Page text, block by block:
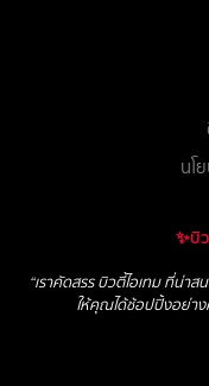
นโ
✨บิ
“เราคัดสรร บิวตี้ไอเทม ที่น่าส
ให้คุณได้ช้อปปิ้งอย่าง